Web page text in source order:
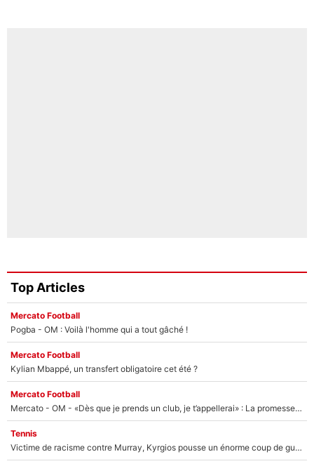
Top Articles
Mercato Football
Pogba - OM : Voilà l'homme qui a tout gâché !
Mercato Football
Kylian Mbappé, un transfert obligatoire cet été ?
Mercato Football
Mercato - OM - «Dès que je prends un club, je t’appellerai» : La promesse de Marcelino au moment de claquer la porte
Tennis
Victime de racisme contre Murray, Kyrgios pousse un énorme coup de gueule !